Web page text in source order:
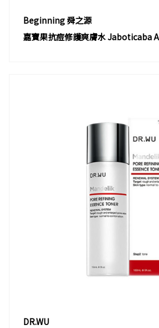
Beginning 舜之源
嘉寶果抗痘修護爽膚水 Jaboticaba
DR.WU